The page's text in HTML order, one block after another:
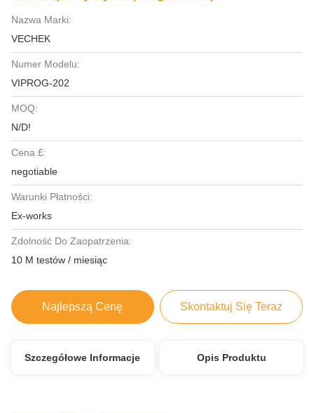
Nazwa Marki:
VECHEK
Numer Modelu:
VIPROG-202
MOQ:
N/D!
Cena £:
negotiable
Warunki Płatności:
Ex-works
Zdolność Do Zaopatrzenia:
10 M testów / miesiąc
Najlepszą Cenę Skontaktuj Się Teraz
Szczegółowe Informacje Opis Produktu